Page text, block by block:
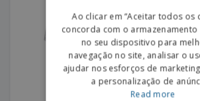
Ao clicar em “Aceitar todos os
concorda com o
no seu dispositivo para
navegação no site, analisar o
ajudar nos esforços de
a personalização de
Read more